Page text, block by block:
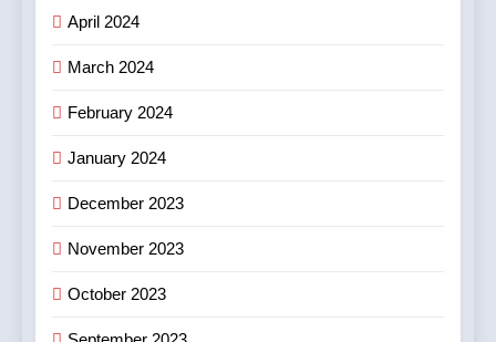
April 2024
March 2024
February 2024
January 2024
December 2023
November 2023
October 2023